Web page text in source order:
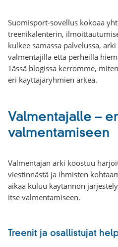
Suomisport-sovellus kokoaa
treenikalenterin,
kulkee samassa palvelussa,
valmentajilla että perheillä
Tässä blogissa kerromme,
eri käyttäjäryhmien arkea.
Valmentajalle –
valmentamiseen
Valmentajan arki koostuu
viestinnästä ja ihmisten
aikaa kuluu käytännön
itse valmentamiseen.
Treenit ja osallistujat